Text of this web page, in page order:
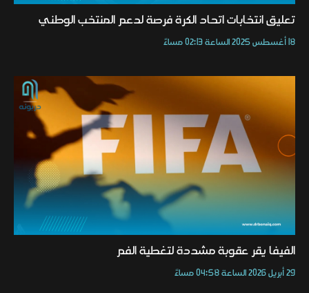
تعليق انتخابات اتحاد الكرة فرصة لدعم المنتخب الوطني
18 أغسطس 2025 الساعة 02:13 مساءً
الفيفا يقر عقوبة مشددة لتغطية الفم
29 أبريل 2026 الساعة 04:58 مساءً